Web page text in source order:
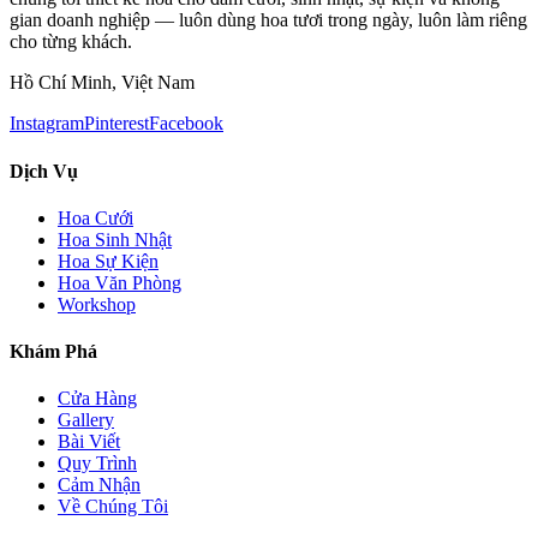
gian doanh nghiệp — luôn dùng hoa tươi trong ngày, luôn làm riêng
cho từng khách.
Hồ Chí Minh, Việt Nam
InstagramPinterestFacebook
Dịch Vụ
Hoa Cưới
Hoa Sinh Nhật
Hoa Sự Kiện
Hoa Văn Phòng
Workshop
Khám Phá
Cửa Hàng
Gallery
Bài Viết
Quy Trình
Cảm Nhận
Về Chúng Tôi